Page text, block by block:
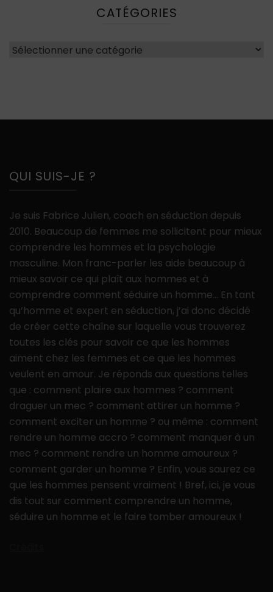
CATÉGORIES
Catégories
QUI SUIS-JE ?
Je suis Fabrice Julien, coach en séduction depuis
2010. Beaucoup de femmes me sollicitent pour mieux
comprendre les hommes et la psychologie
masculine. Mon franc-parler les aide beaucoup à
mieux savoir ce qui plaît aux hommes et à
comprendre comment séduire un homme… En tant
qu’homme et expert en séduction, j’ai donc décidé
de créer cette chaîne sur laquelle vous trouverez
toutes les clés pour savoir ce que les hommes
aiment chez les femmes et ce que les hommes
veulent en amour. Je réponds aux questions telles
que : comment plaire aux hommes ? comment
draguer un mec ? comment attirer un homme ?
comment exciter un homme ? ou même : comment
rendre un homme accro ? comment manquer à un
mec ? comment rendre un homme amoureux ?
comment garder un homme ? Enfin, vous saurez ce
que les hommes pensent vraiment ! Bref, ici, je vous
dis tout sur comment comprendre un homme,
séduire un homme et le faire tomber amoureux !